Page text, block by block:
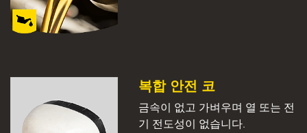
복합 안전 코
금속이 없고 가벼우며 열 또는 전
기 전도성이 없습니다.